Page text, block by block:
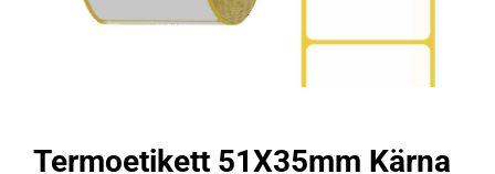
Termoetikett 51X35mm Kärna